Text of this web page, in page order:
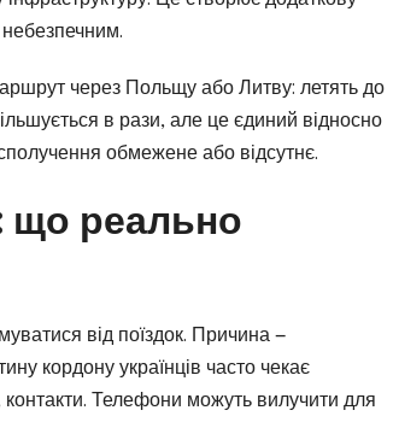
небезпечним.
через Польщу або Литву: летять до
в рази, але це єдиний відносно
обмежене або відсутнє.
що реально
від поїздок. Причина —
кордону українців часто чекає
контакти. Телефони можуть вилучити для